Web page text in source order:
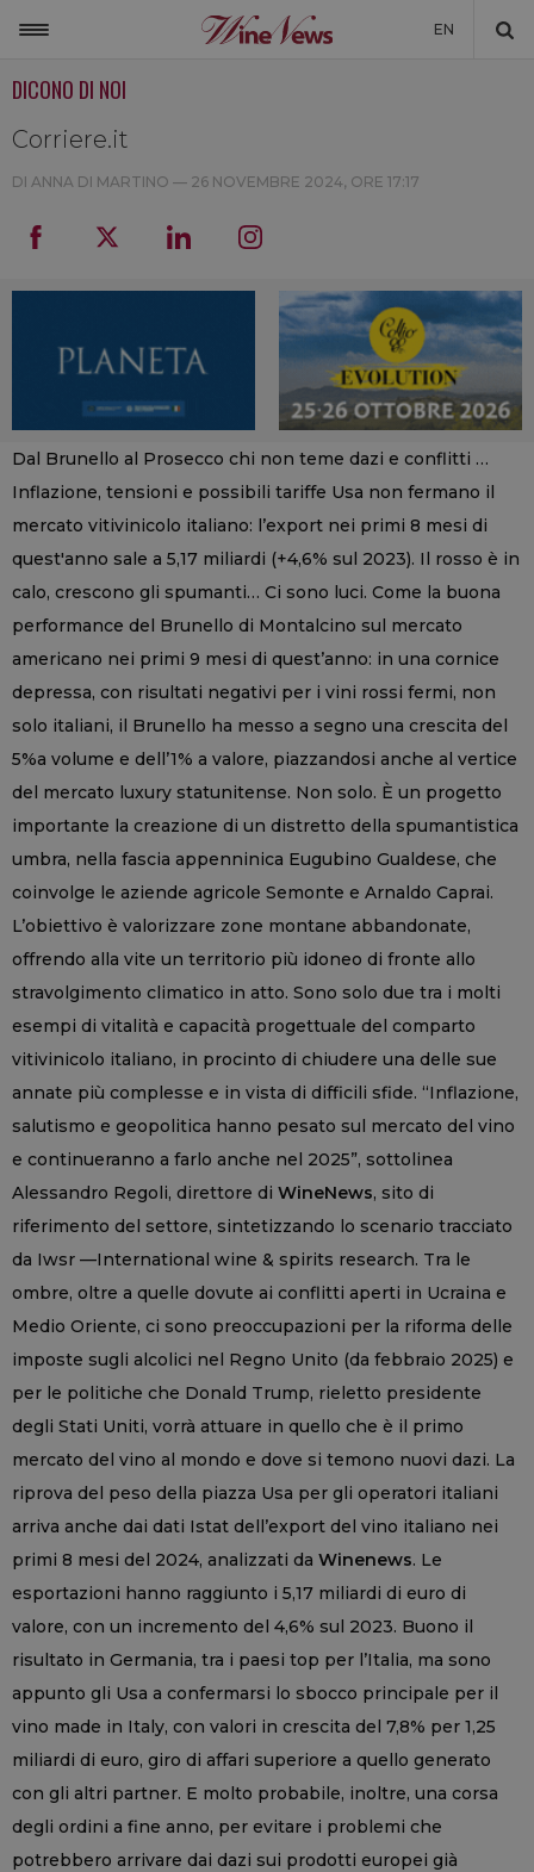
EN
NON SOLO VINO
NEWSLETTER
DICONO DI NOI
DICONO DI NOI
Corriere.it
DI ANNA DI MARTINO — 26 NOVEMBRE 2024, ORE 17:17
Dal Brunello al Prosecco chi non teme dazi e conflitti …
Inflazione, tensioni e possibili tariffe Usa non fermano il
mercato vitivinicolo italiano: l’export nei primi 8 mesi di
quest'anno sale a 5,17 miliardi (+4,6% sul 2023). Il rosso è in
calo, crescono gli spumanti… Ci sono luci. Come la buona
performance del Brunello di Montalcino sul mercato
americano nei primi 9 mesi di quest’anno: in una cornice
depressa, con risultati negativi per i vini rossi fermi, non
solo italiani, il Brunello ha messo a segno una crescita del
5%a volume e dell’1% a valore, piazzandosi anche al vertice
del mercato luxury statunitense. Non solo. È un progetto
importante la creazione di un distretto della spumantistica
umbra, nella fascia appenninica Eugubino Gualdese, che
coinvolge le aziende agricole Semonte e Arnaldo Caprai.
L’obiettivo è valorizzare zone montane abbandonate,
offrendo alla vite un territorio più idoneo di fronte allo
stravolgimento climatico in atto. Sono solo due tra i molti
esempi di vitalità e capacità progettuale del comparto
vitivinicolo italiano, in procinto di chiudere una delle sue
annate più complesse e in vista di difficili sfide. “Inflazione,
salutismo e geopolitica hanno pesato sul mercato del vino
e continueranno a farlo anche nel 2025”, sottolinea
Alessandro Regoli, direttore di WineNews, sito di
riferimento del settore, sintetizzando lo scenario tracciato
da Iwsr —International wine & spirits research. Tra le
ombre, oltre a quelle dovute ai conflitti aperti in Ucraina e
Medio Oriente, ci sono preoccupazioni per la riforma delle
imposte sugli alcolici nel Regno Unito (da febbraio 2025) e
per le politiche che Donald Trump, rieletto presidente
degli Stati Uniti, vorrà attuare in quello che è il primo
mercato del vino al mondo e dove si temono nuovi dazi. La
riprova del peso della piazza Usa per gli operatori italiani
arriva anche dai dati Istat dell’export del vino italiano nei
primi 8 mesi del 2024, analizzati da Winenews. Le
esportazioni hanno raggiunto i 5,17 miliardi di euro di
valore, con un incremento del 4,6% sul 2023. Buono il
risultato in Germania, tra i paesi top per l’Italia, ma sono
appunto gli Usa a confermarsi lo sbocco principale per il
vino made in Italy, con valori in crescita del 7,8% per 1,25
miliardi di euro, giro di affari superiore a quello generato
con gli altri partner. E molto probabile, inoltre, una corsa
degli ordini a fine anno, per evitare i problemi che
potrebbero arrivare dai dazi sui prodotti europei già